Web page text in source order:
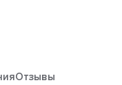
Отзывы